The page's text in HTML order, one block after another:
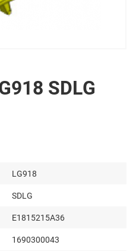
SDLG
LG918
SDLG
E1815215A36
1690300043